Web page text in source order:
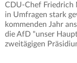
CDU-Chef Friedrich
in Umfragen stark
kommenden Jahr
die AfD "unser
zweitägigen